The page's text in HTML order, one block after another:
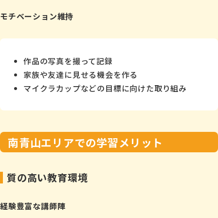
モチベーション維持
作品の写真を撮って記録
家族や友達に見せる機会を作る
マイクラカップなどの目標に向けた取り組み
南青山エリアでの学習メリット
質の高い教育環境
経験豊富な講師陣